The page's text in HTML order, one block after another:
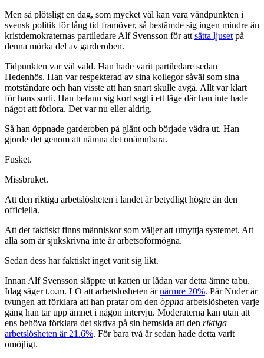
Men så plötsligt en dag, som mycket väl kan vara vändpunkten i
svensk politik för lång tid framöver, så bestämde sig ingen mindre än
kristdemokraternas partiledare Alf Svensson för att sätta ljuset på
denna mörka del av garderoben.
Tidpunkten var väl vald. Han hade varit partiledare sedan
Hedenhös. Han var respekterad av sina kollegor såväl som sina
motståndare och han visste att han snart skulle avgå. Allt var klart
för hans sorti. Han befann sig kort sagt i ett läge där han inte hade
något att förlora. Det var nu eller aldrig.
Så han öppnade garderoben på glänt och började vädra ut. Han
gjorde det genom att nämna det onämnbara.
Fusket.
Missbruket.
Att den riktiga arbetslösheten i landet är betydligt högre än den
officiella.
Att det faktiskt finns människor som väljer att utnyttja systemet. Att
alla som är sjukskrivna inte är arbetsoförmögna.
Sedan dess har faktiskt inget varit sig likt.
Innan Alf Svensson släppte ut katten ur lådan var detta ämne tabu.
Idag säger t.o.m. LO att arbetslösheten ärnärmre 20%. Pär Nuder är
tvungen att förklara att han pratar om den öppna arbetslösheten varje
gång han tar upp ämnet i någon intervju. Moderaterna kan utan att
ens behöva förklara det skriva på sin hemsida att den riktiga
arbetslösheten är 21.6%. För bara två år sedan hade detta varit
omöjligt.